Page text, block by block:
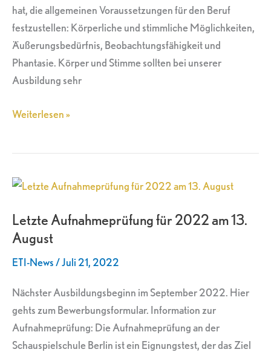
hat, die allgemeinen Voraussetzungen für den Beruf
festzustellen: Körperliche und stimmliche Möglichkeiten,
Äußerungsbedürfnis, Beobachtungsfähigkeit und
Phantasie. Körper und Stimme sollten bei unserer
Ausbildung sehr
Weiterlesen »
Letzte Aufnahmeprüfung für 2022 am 13.
August
ETI-News/Juli 21, 2022
Nächster Ausbildungsbeginn im September 2022. Hier
gehts zum Bewerbungsformular. Information zur
Aufnahmeprüfung: Die Aufnahmeprüfung an der
Schauspielschule Berlin ist ein Eignungstest, der das Ziel
Letzte
für
2022
August